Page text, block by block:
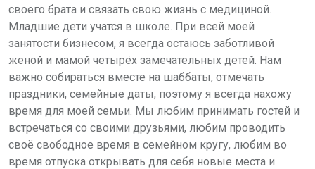
своего брата и связать свою жизнь с медициной.
Младшие дети учатся в школе. При всей моей
занятости бизнесом, я всегда остаюсь заботливой
женой и мамой четырёх замечательных детей. Нам
важно собираться вместе на шаббаты, отмечать
праздники, семейные даты, поэтому я всегда нахожу
время для моей семьи. Мы любим принимать гостей и
встречаться со своими друзьями, любим проводить
своё свободное время в семейном кругу, любим во
время отпуска открывать для себя новые места и